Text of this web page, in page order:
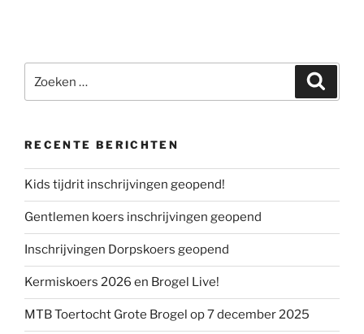
naar:
RECENTE BERICHTEN
Kids tijdrit inschrijvingen geopend!
Gentlemen koers inschrijvingen geopend
Inschrijvingen Dorpskoers geopend
Kermiskoers 2026 en Brogel Live!
MTB Toertocht Grote Brogel op 7 december 2025